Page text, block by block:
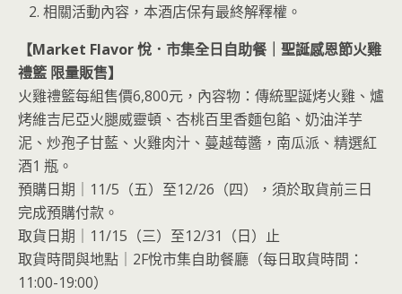
相關活動內容，本酒店保有最終解釋權。
【Market Flavor 悅．市集全日自助餐｜聖誕感恩節火雞
禮籃 限量販售】
火雞禮籃每組售價6,800元，內容物：傳統聖誕烤火雞、爐
烤維吉尼亞火腿威靈頓、杏桃百里香麵包餡、奶油洋芋
泥、炒孢子甘藍、火雞肉汁、蔓越莓醬，南瓜派、精選紅
酒1 瓶。
預購日期｜11/5（五）至12/26（四），須於取貨前三日
完成預購付款。
取貨日期｜11/15（三）至12/31（日）止
取貨時間與地點｜2F悅市集自助餐廳（每日取貨時間：
11:00-19:00）